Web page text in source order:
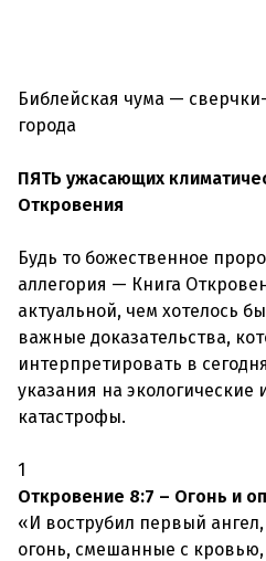
Библейская чума —
города
ПЯТЬ ужасающих
Откровения
Будь то божественное
аллегория — Книга
актуальной, чем хотелось
важные доказательства,
интерпретировать в
указания на экологические
катастрофы.
1
Откровение 8:7 – Огонь и
«И вострубил первый
огонь, смешанные с